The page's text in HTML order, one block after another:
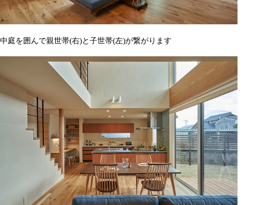
中庭を囲んで親世帯(右)と子世帯(左)が繋がります